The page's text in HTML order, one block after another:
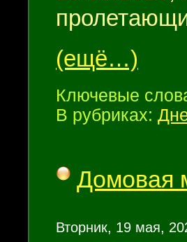
(ещё…)
Ключевые
В рубриках:
Домовая
Вторник, 19 мая,